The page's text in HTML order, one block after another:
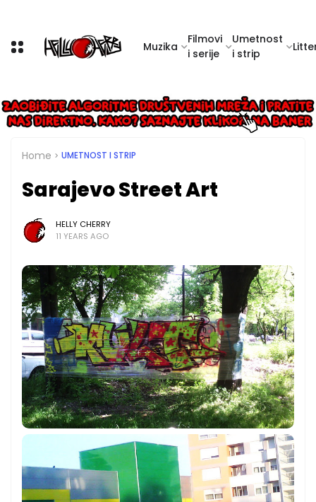
Muzika
Filmovi
i serije
Umetnost
i strip
Home UMETNOST I STRIP
Sarajevo Street Art
HELLY CHERRY
11 YEARS AGO